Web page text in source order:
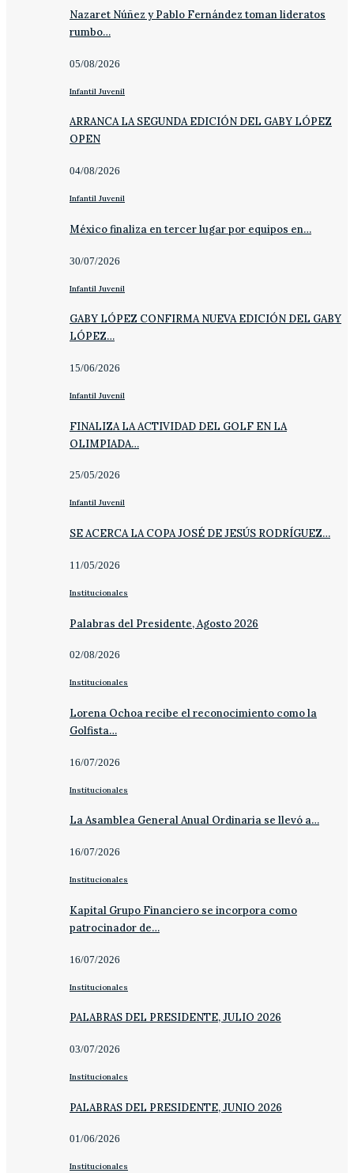
Nazaret Núñez y Pablo Fernández toman lideratos
rumbo…
05/08/2026
Infantil Juvenil
ARRANCA LA SEGUNDA EDICIÓN DEL GABY LÓPEZ
OPEN
04/08/2026
Infantil Juvenil
México finaliza en tercer lugar por equipos en…
30/07/2026
Infantil Juvenil
GABY LÓPEZ CONFIRMA NUEVA EDICIÓN DEL GABY
LÓPEZ…
15/06/2026
Infantil Juvenil
FINALIZA LA ACTIVIDAD DEL GOLF EN LA
OLIMPIADA…
25/05/2026
Infantil Juvenil
SE ACERCA LA COPA JOSÉ DE JESÚS RODRÍGUEZ…
11/05/2026
Institucionales
Palabras del Presidente, Agosto 2026
02/08/2026
Institucionales
Lorena Ochoa recibe el reconocimiento como la
Golfista…
16/07/2026
Institucionales
La Asamblea General Anual Ordinaria se llevó a…
16/07/2026
Institucionales
Kapital Grupo Financiero se incorpora como
patrocinador de…
16/07/2026
Institucionales
PALABRAS DEL PRESIDENTE, JULIO 2026
03/07/2026
Institucionales
PALABRAS DEL PRESIDENTE, JUNIO 2026
01/06/2026
Institucionales